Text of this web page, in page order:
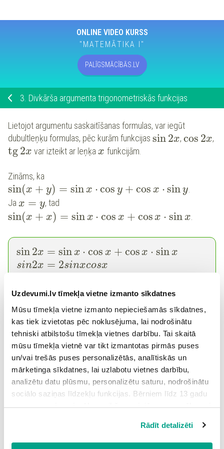
Uzdevumi.lv tīmekļa vietne izmanto sīkdatnes
Mūsu tīmekļa vietne izmanto nepieciešamās sīkdatnes,
kas tiek izvietotas pēc noklusējuma, lai nodrošinātu
tehniski atbilstošu tīmekļa vietnes darbību. Tai skaitā
mūsu tīmekļa vietnē var tikt izmantotas pirmās puses
un/vai trešās puses personalizētās, analītiskās un
mārketinga sīkdatnes, lai uzlabotu vietnes darbību,
analizētu datu plūsmu, personalizētu saturu, nodrošinātu
sociālo saziņas līdzekļu funkcijas. Bērniem līdz 13 gadu
vecumam pirms izvēles veikšanas ir jāprasa vecāka vai
Spiežot uz pogas “Apstiprināt visas”, Jūs piekrītat visām
sīkdatnēm, kas atrodas šajā tīmekļa vietnē, ieskaitot
Rādīt detalizēti
ONLINE VIDEO KURSS
"MATEMĀTIKA I"
PALĪGSMĀCĪBĀS.LV
3. Divkārša argumenta trigonometriskās funkcijas
Lietojot argumentu saskaitīšanas formulas, var iegūt
dubultleņķu formulas, pēc kurām funkcijas sin2x, cos 2x,
tg2x var izteikt ar leņķax funkcijām.
Zināms, ka
sin(x + y) = sinx ⋅ cos y + cos x ⋅ siny
Jax = y, tad
sin(x + x) = sinx ⋅ cos x + cos x ⋅ sinx
sin2x = sinx ⋅ cos x + cos x ⋅ sinx
sin2x = 2sinxcosx
sinusa un leņķa kosinusa reizinājumu.
Identitātē
cos(x + y) = cosx ⋅ cosy −sinx ⋅siny,
ievietojotx = y, iegūst
cos(x + x) = cosx ⋅ cosx −sin x ⋅sinx
cos2 = cos2 − sin2
leņķa kosinusa kvadrātu un leņķa sinusa kvadrātu.